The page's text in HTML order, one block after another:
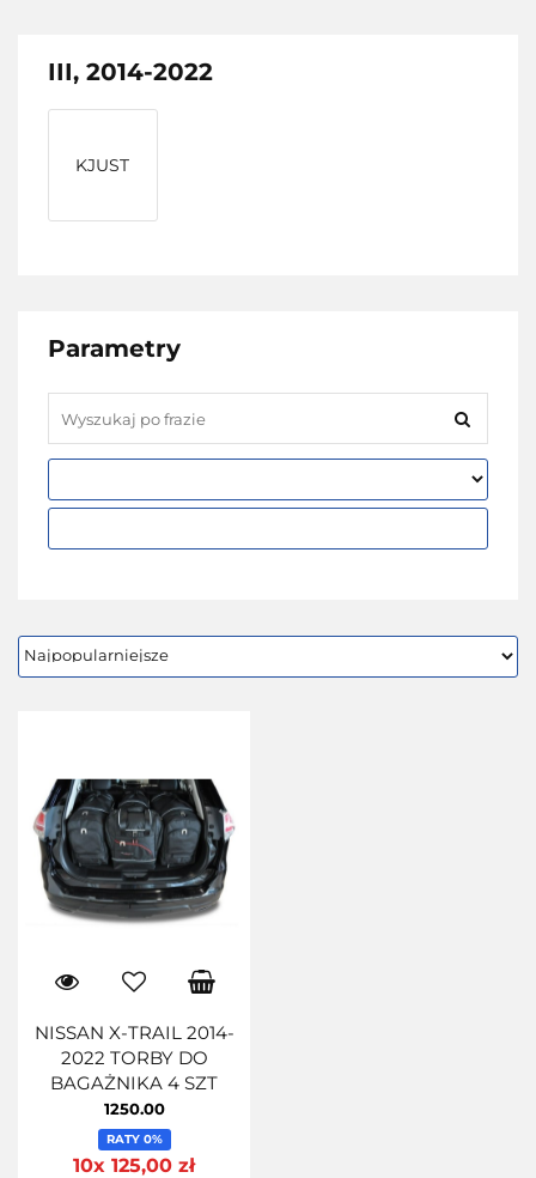
III, 2014-2022
KJUST
Parametry
NISSAN X-TRAIL 2014-
2022 TORBY DO
BAGAŻNIKA 4 SZT
1250.00
RATY 0%
10x 125,00 zł